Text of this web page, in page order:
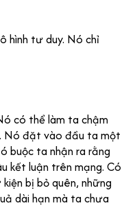
hình tư duy. Nó chỉ
có thể làm ta chậm
Nó đặt vào đầu ta một
buộc ta nhận ra rằng
kết luận trên mạng. Có
bị bỏ quên, những
dài hạn mà ta chưa